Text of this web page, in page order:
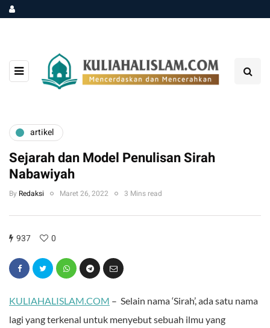
artikel
Sejarah dan Model Penulisan Sirah
Nabawiyah
By Redaksi Maret 26, 2022 3 Mins read
937 0
KULIAHALISLAM.COM – Selain nama ‘Sirah’, ada satu nama
lagi yang terkenal untuk menyebut sebuah ilmu yang